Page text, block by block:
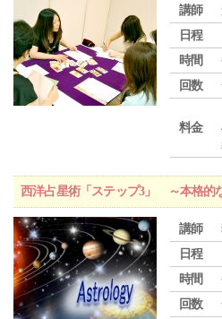
講師
日程
時間
回数
料金
西洋占星術「ステップ3」 ～本格的
講師
日程
時間
回数